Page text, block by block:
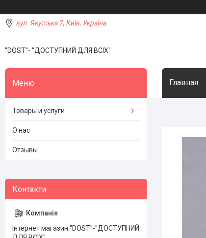
вул. Якутська 7, Київ, Україна
"DOST"- "ДОСТУПНИЙ ДЛЯ ВСІХ"
Главная
Товары и услуги
О нас
Отзывы
Інтернет магазин "DOST"-"ДОСТУПНИЙ